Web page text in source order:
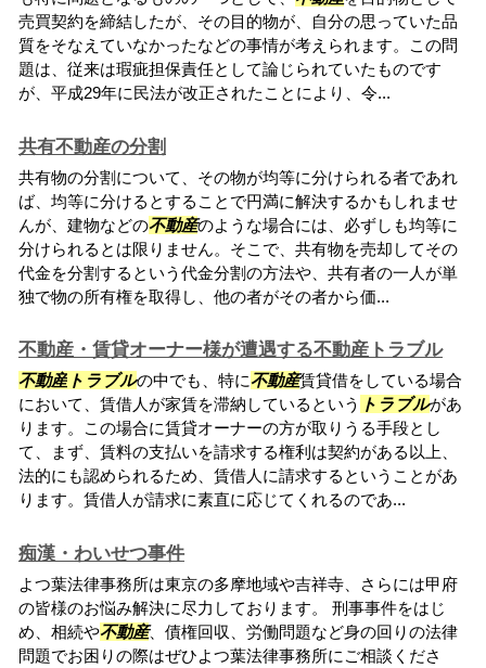
売買契約を締結したが、その目的物が、自分の思っていた品
質をそなえていなかったなどの事情が考えられます。この問
題は、従来は瑕疵担保責任として論じられていたものです
が、平成29年に民法が改正されたことにより、令...
共有不動産の分割
共有物の分割について、その物が均等に分けられる者であれ
ば、均等に分けるとすることで円満に解決するかもしれませ
んが、建物などの不動産のような場合には、必ずしも均等に
分けられるとは限りません。そこで、共有物を売却してその
代金を分割するという代金分割の方法や、共有者の一人が単
独で物の所有権を取得し、他の者がその者から価...
不動産・賃貸オーナー様が遭遇する不動産トラブル
不動産 トラブルの中でも、特に不動産賃貸借をしている場合
において、賃借人が家賃を滞納しているという トラブルがあ
ります。この場合に賃貸オーナーの方が取りうる手段とし
て、まず、賃料の支払いを請求する権利は契約がある以上、
法的にも認められるため、賃借人に請求するということがあ
ります。賃借人が請求に素直に応じてくれるのであ...
痴漢・わいせつ事件
よつ葉法律事務所は東京の多摩地域や吉祥寺、さらには甲府
の皆様のお悩み解決に尽力しております。 刑事事件をはじ
め、相続や不動産、債権回収、労働問題など身の回りの法律
問題でお困りの際はぜひよつ葉法律事務所にご相談くださ